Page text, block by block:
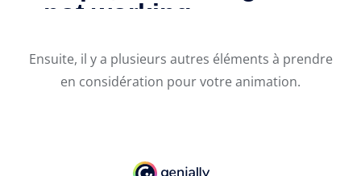
Ensuite, il y a plusieurs autres éléments à prendre
en considération pour votre animation.